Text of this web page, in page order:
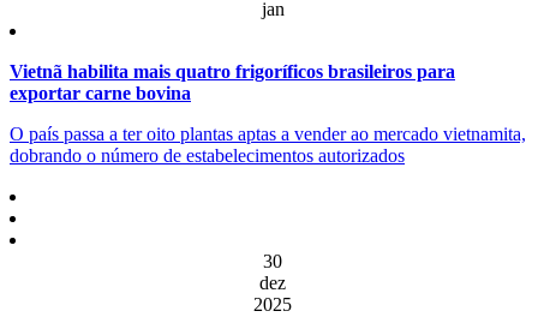
jan
Vietnã habilita mais quatro frigoríficos brasileiros para
exportar carne bovina
O país passa a ter oito plantas aptas a vender ao mercado vietnamita,
dobrando o número de estabelecimentos autorizados
30
dez
2025